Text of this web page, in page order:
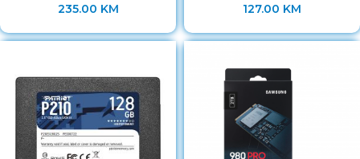
235.00 KM 127.00 KM